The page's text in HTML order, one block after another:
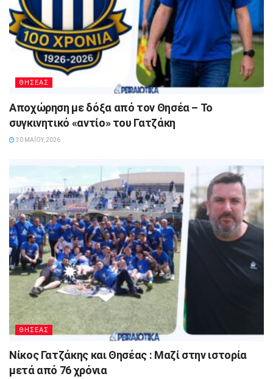
ΘΗΣΕΑΣ
Αποχώρηση με δόξα από τον Θησέα – Το
συγκινητικό «αντίο» του Γατζάκη
30 ΜΑΪ́ΟΥ, 2026
ΘΗΣΕΑΣ
Νίκος Γατζάκης και Θησέας : Μαζί στην ιστορία
μετά από 76 χρόνια